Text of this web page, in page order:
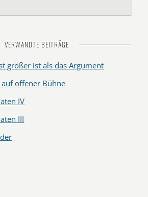
VERWANDTE BEITRÄGE
größer ist als das Argument
offener Bühne
IV
III